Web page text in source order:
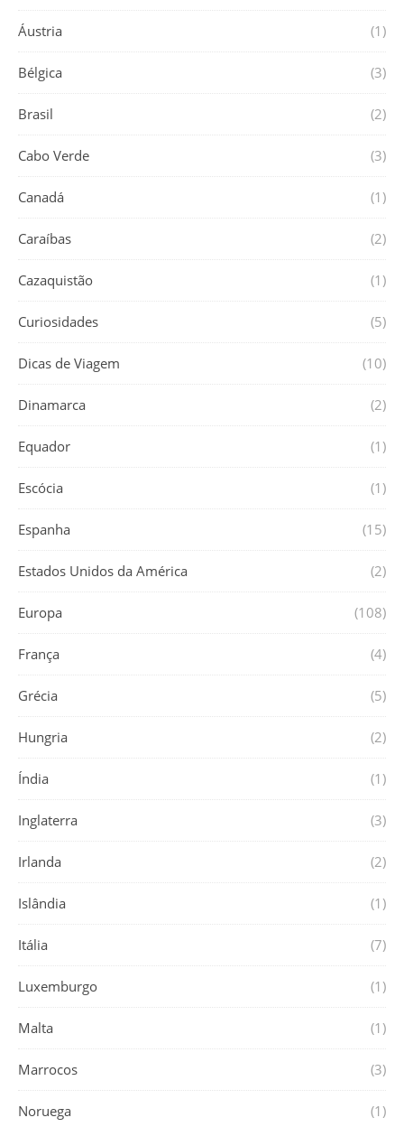
Áustria (1)
Bélgica (3)
Brasil (2)
Cabo Verde (3)
Canadá (1)
Caraíbas (2)
Cazaquistão (1)
Curiosidades (5)
Dicas de Viagem (10)
Dinamarca (2)
Equador (1)
Escócia (1)
Espanha (15)
Estados Unidos da América (2)
Europa (108)
França (4)
Grécia (5)
Hungria (2)
Índia (1)
Inglaterra (3)
Irlanda (2)
Islândia (1)
Itália (7)
Luxemburgo (1)
Malta (1)
Marrocos (3)
Noruega (1)